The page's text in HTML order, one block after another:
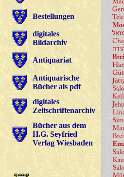
Bestellungen
digitales
Bildarchiv
Antiquariat
Antiquarische
Bücher als pdf
digitales
Zeitschriftenarchiv
Bücher aus dem
H.G. Seyfried
Verlag Wiesbaden